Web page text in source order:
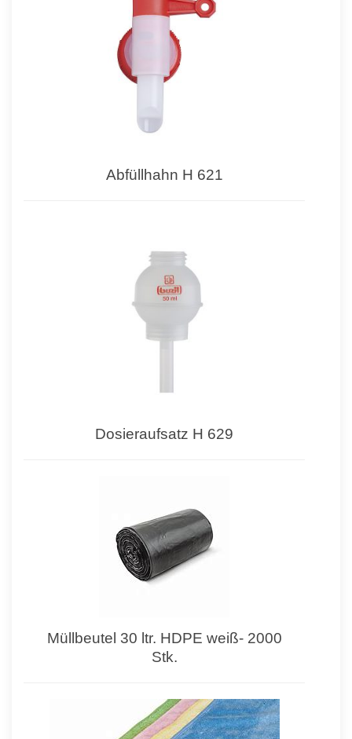
Abfüllhahn H 621
Dosieraufsatz H 629
Müllbeutel 30 ltr. HDPE weiß- 2000
Stk.